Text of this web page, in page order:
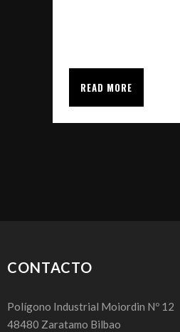
READ MORE
CONTACTO
Polígono Industrial Moiordin Nº 12
48480 Zaratamo Bilbao